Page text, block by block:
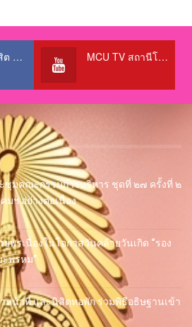
กองกิจการนิสิต สำนักงานอธิการบดี MCU TV สถานีโทรทัศน์เพื่อการศึกษา @OfficialTBCChannel
ชุมคณะกรรมการบริหาร ชุดที่ ๒๗ ครั้งที่ ๒
มฯ อย่างต่อเนื่อง
พรเนื่องในโอกาสวันคล้ายวันเกิด “รอง
พรหม”
หน้าที่ และนิสิตหอพัก ร่วมพิธีอธิษฐานเข้า